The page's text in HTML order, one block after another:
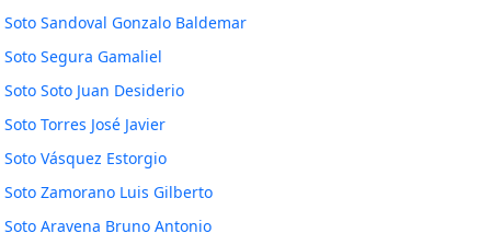
Soto Sandoval Gonzalo Baldemar
Soto Segura Gamaliel
Soto Soto Juan Desiderio
Soto Torres José Javier
Soto Vásquez Estorgio
Soto Zamorano Luis Gilberto
Soto Aravena Bruno Antonio